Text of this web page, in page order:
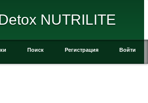
NUTRILITE
Поиск Регистрация Войти